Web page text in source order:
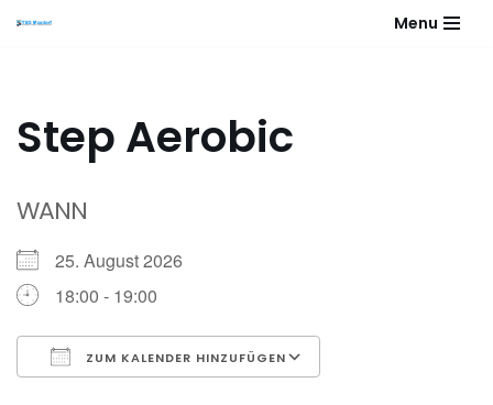
Menu
Step Aerobic
WANN
25. August 2026
18:00 - 19:00
ZUM KALENDER HINZUFÜGEN